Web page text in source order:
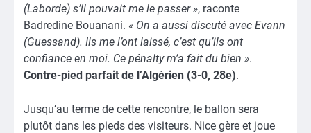
(Laborde) s’il pouvait me le passer », raconte
Badredine Bouanani. « On a aussi discuté avec Evann
(Guessand). Ils me l’ont laissé, c’est qu’ils ont
confiance en moi. Ce pénalty m’a fait du bien ».
Contre-pied parfait de l’Algérien (3-0, 28e).
Jusqu’au terme de cette rencontre, le ballon sera
plutôt dans les pieds des visiteurs. Nice gère et joue